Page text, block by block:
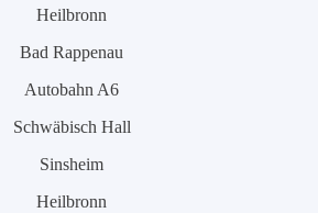
Heilbronn
Bad Rappenau
Autobahn A6
Schwäbisch Hall
Sinsheim
Heilbronn